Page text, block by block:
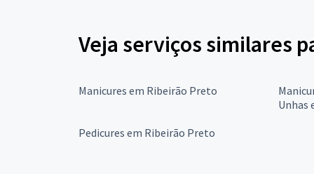
Veja serviços similares
Manicures em Ribeirão Preto
Unhas
Pedicures em Ribeirão Preto